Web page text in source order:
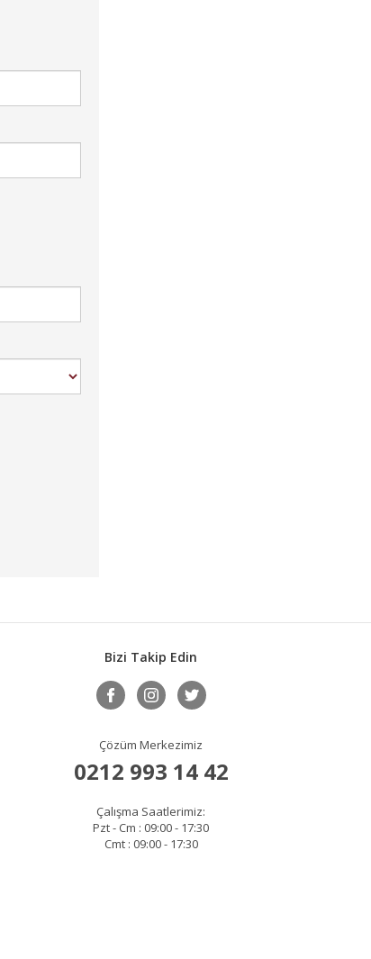
Bizi Takip Edin
Çözüm Merkezimiz
0212 993 14 42
Çalışma Saatlerimiz:
Pzt - Cm : 09:00 - 17:30
Cmt : 09:00 - 17:30